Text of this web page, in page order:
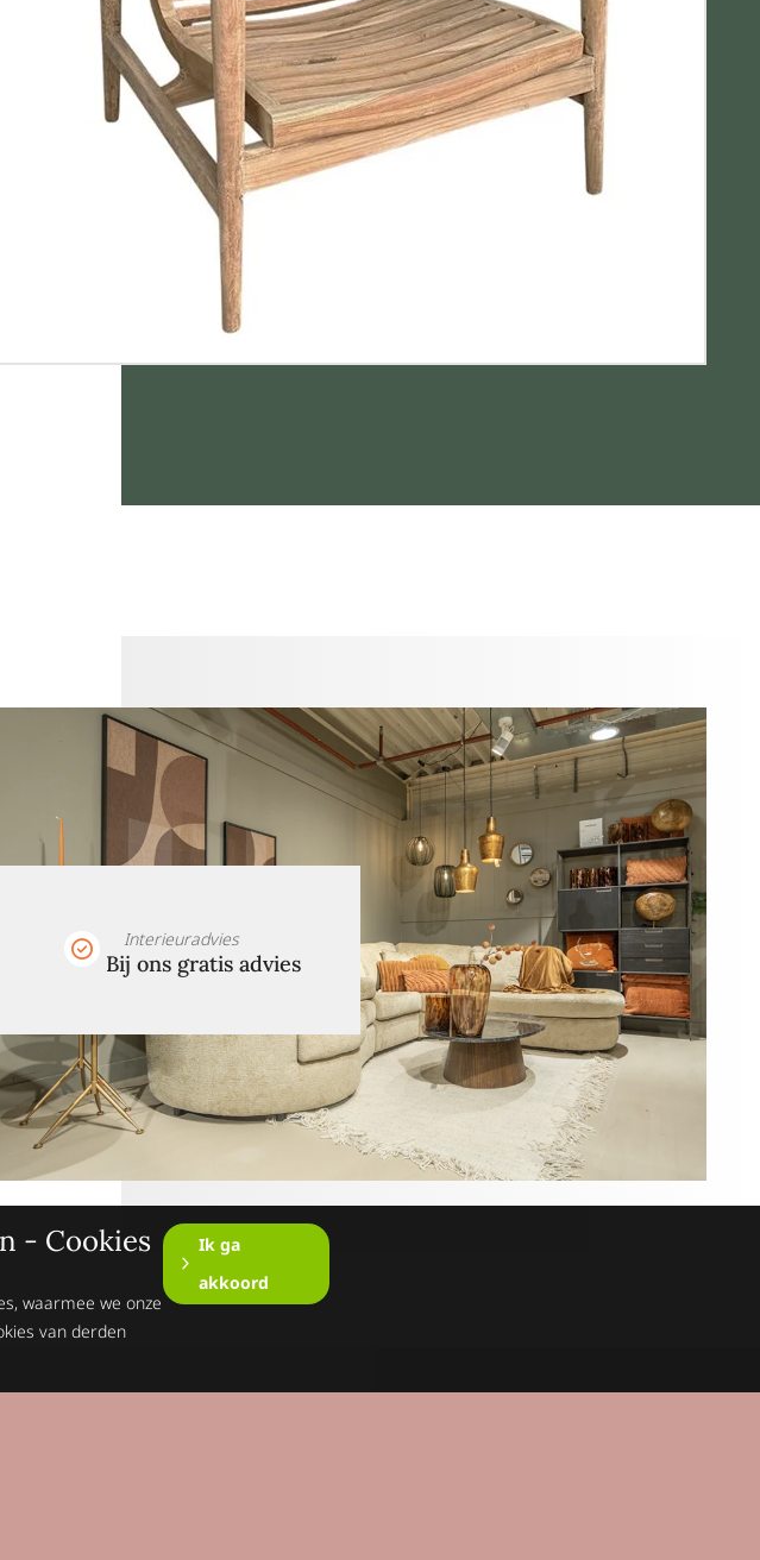
Interieuradvies
Bij ons gratis advies
- Cookies
waarmee we onze
van derden
Ik ga
akkoord